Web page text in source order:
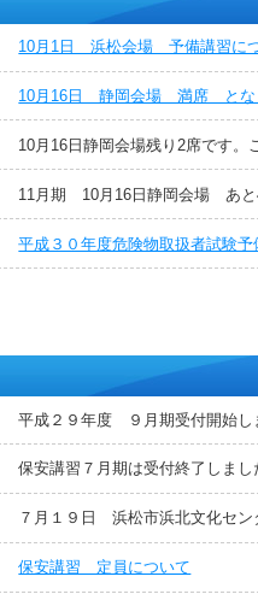
10月1日 浜松会場 予備講習に
10月16日 静岡会場 満席 とな
10月16日静岡会場残り2席です。
11月期 10月16日静岡会場 あと
平成３０年度危険物取扱者試験
平成２９年度 ９月期受付開始し
保安講習７月期は受付終了しまし
７月１９日 浜松市浜北文化セ
保安講習 定員について